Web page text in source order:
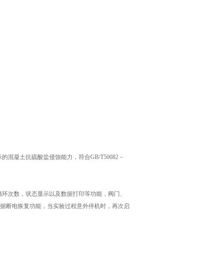
混凝土抗硫酸盐侵蚀能力，符合GB/T50082－
次数，状态显示以及数据打印等功能，阀门、
断电恢复功能，当实验过程意外停机时，再次启